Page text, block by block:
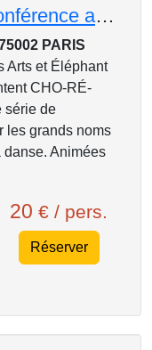
Cycle de conférence au Mk2, Cho-ré-graphe ! : Marius Petipa le chorégraphe des grands ballets
PARIS
Arts et Éléphant
CHO-RÉ-
série de
les grands noms
Animées
20 € / pers.
Réserver